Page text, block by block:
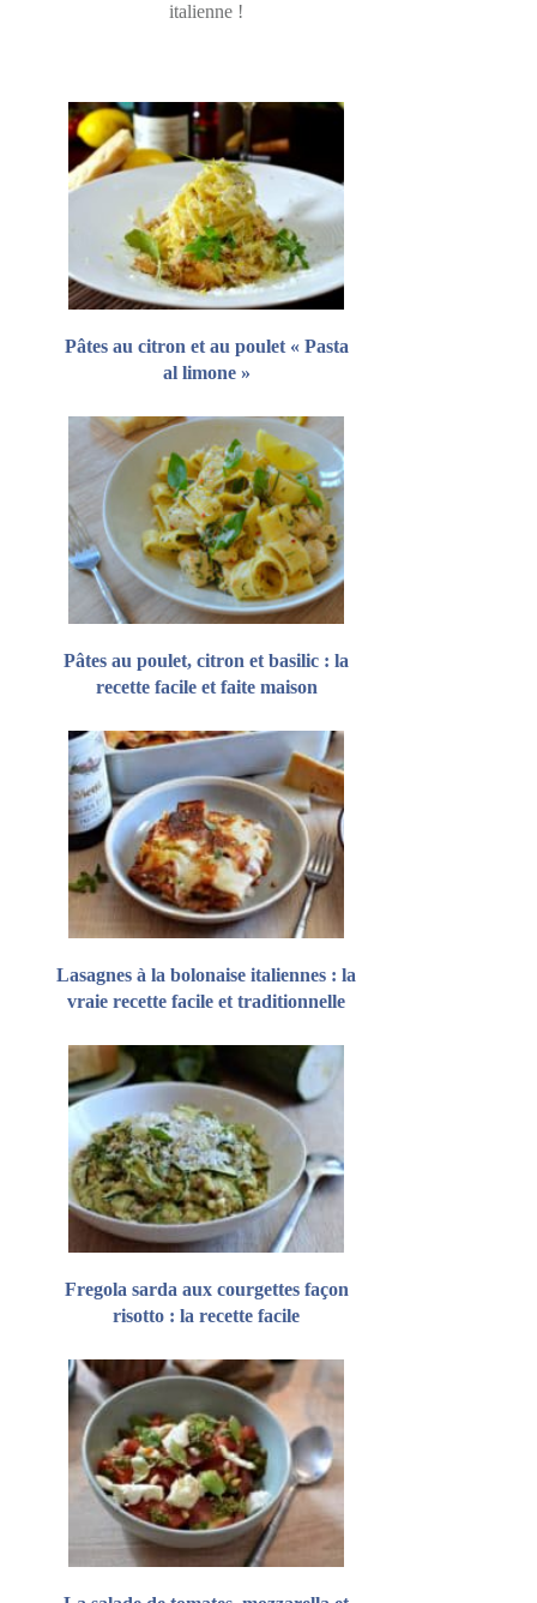
italienne !
Pâtes au citron et au poulet « Pasta
al limone »
Pâtes au poulet, citron et basilic : la
recette facile et faite maison
Lasagnes à la bolonaise italiennes : la
vraie recette facile et traditionnelle
Fregola sarda aux courgettes façon
risotto : la recette facile